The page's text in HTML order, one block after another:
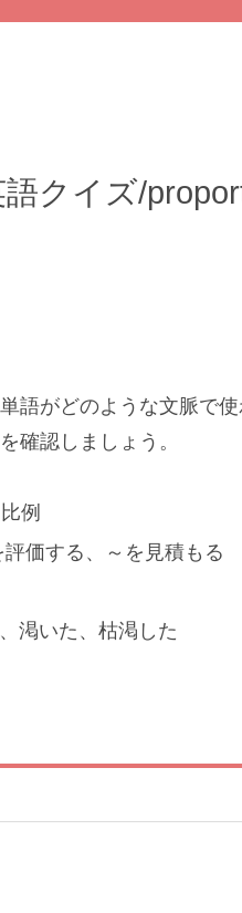
クイズ/
語がどのような文脈で
確認しましょう。
例
価する、～を見積もる
渇いた、枯渇した